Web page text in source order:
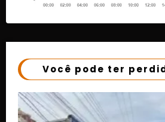
Você pode ter